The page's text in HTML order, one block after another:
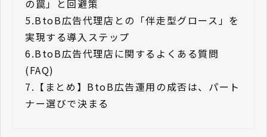
の罠」と回避策
5.BtoB広告代理店との「伴走型グロース」を
実現する導入ステップ
6.BtoB広告代理店に関するよくある質問
(FAQ)
7. 【まとめ】BtoB広告運用の成否は、パート
ナー選びで決まる